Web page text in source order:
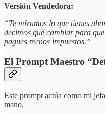
Versión Vendedora:
“Te miramos lo que tienes
decimos qué cambiar para
pagues menos impuestos.”
El Prompt Maestro
Este prompt actúa como mi
mano.